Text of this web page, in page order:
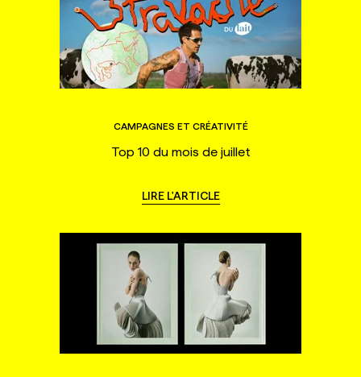
CAMPAGNES ET CRÉATIVITÉ
Top 10 du mois de juillet
LIRE L'ARTICLE